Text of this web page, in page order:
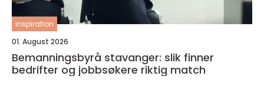
inspiration
01. August 2026
Bemanningsbyrå stavanger: slik finner
bedrifter og jobbsøkere riktig match